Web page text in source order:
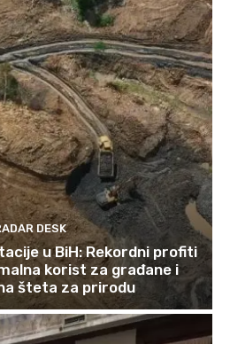
DESK
u BiH: Rekordni profiti
korist za građane i
šteta za prirodu